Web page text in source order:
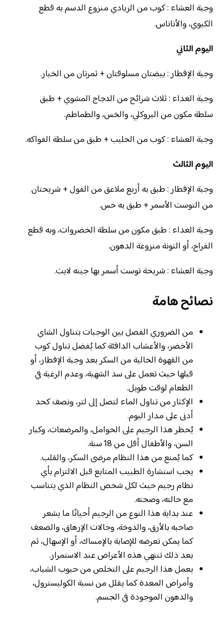
وجبة العشاء : كوب من الزبادي منزوع الدسم به قطع
الكيوي، والأناناس.
اليوم الثاني
وجبة الإفطار : بيضتان مسلوقتان + ثمرتان من الخيار.
وجبة الغداء : ثلاث شرائح من الدجاج المشوي + طبق
سلطة مكون من البروكلي، والخس، والطماطم.
وجبة العشاء : كوب من الحليب + طبق من سلطة الفواكه.
اليوم الثالث
وجبة الإفطار : طبق به أربع ملاعق من الفول + شريحتان
من التوست الأسمر + طبق به خس.
وجبة الغداء : طبق مكون من سلطة الخضروات، وبه قطع
الفراخ، أو التونة منزوعة الدهون.
وجبة العشاء : شريحة توست أسمر بها جبنه لايت.
نصائح هامة
من الضروري الفصل بين الوجبات بتناول الشاي
الأخضر، والأعشاب الدافئة كما يُفضل تناول كوب
من القهوة الخالية من السكر بعد وجبة الإفطار، أو
قبلها حيث تعمل على سد الشهية، وعدم الرغبة في
الطعام لوقت طويل.
الإكثار من تناول الماء لتصل إلى لتر، ونصف كحد
أدنى على مدار اليوم.
يُحظر هذا الرجيم على الحوامل، والمرضعات، وكبار
السن، والأطفال أقل من 18 سنة.
كما يُمنع من هذا النظام مرضى السكر، والقلب.
يجب استشارة الطبيب المتابع قبل الالتزام بأي
نظام رجيم حيث لكل شخص النظام الذي يتناسب
مع حالته، وصحته.
عند بداية هذا النوع من الرجيم أحيانًا ما يشعر
صاحبه بالأرق، والدوخة، وحالات الإرهاق، والضعف
كما يمكن تعرضه للإصابة بالإمساك، أو الإسهال، ثم
بعد ذلك تنتهي هذه الأعراض عند الاستمرار.
يعمل هذا الرجيم على التخلص من حبوب الشباب،
وأمراض المعدة كما يقلل من نسبة الكوليسترول،
والدهون الموجودة في الجسم.